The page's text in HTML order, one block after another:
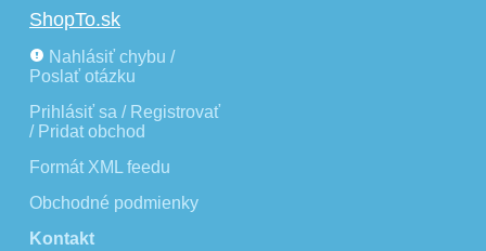
ShopTo.sk
Nahlásiť chybu /
Poslať otázku
Prihlásiť sa / Registrovať
/ Pridat obchod
Formát XML feedu
Obchodné podmienky
Kontakt